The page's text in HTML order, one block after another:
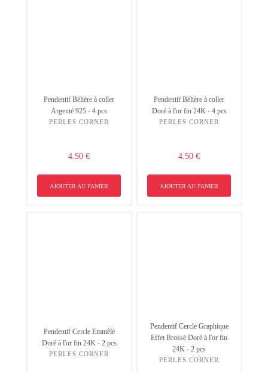
Pendentif Bélière à coller
Argenté 925 - 4 pcs
PERLES CORNER
4.50 €
AJOUTER AU PANIER
Pendentif Bélière à coller
Doré à l'or fin 24K - 4 pcs
PERLES CORNER
4.50 €
AJOUTER AU PANIER
Pendentif Cercle Emmêlé
Doré à l'or fin 24K - 2 pcs
PERLES CORNER
Pendentif Cercle Graphique
Effet Brossé Doré à l'or fin
24K - 2 pcs
PERLES CORNER